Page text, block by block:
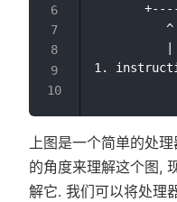
|
1.
上图是一个简单的处
的角度来理解这个图,
解它. 我们可以将处理